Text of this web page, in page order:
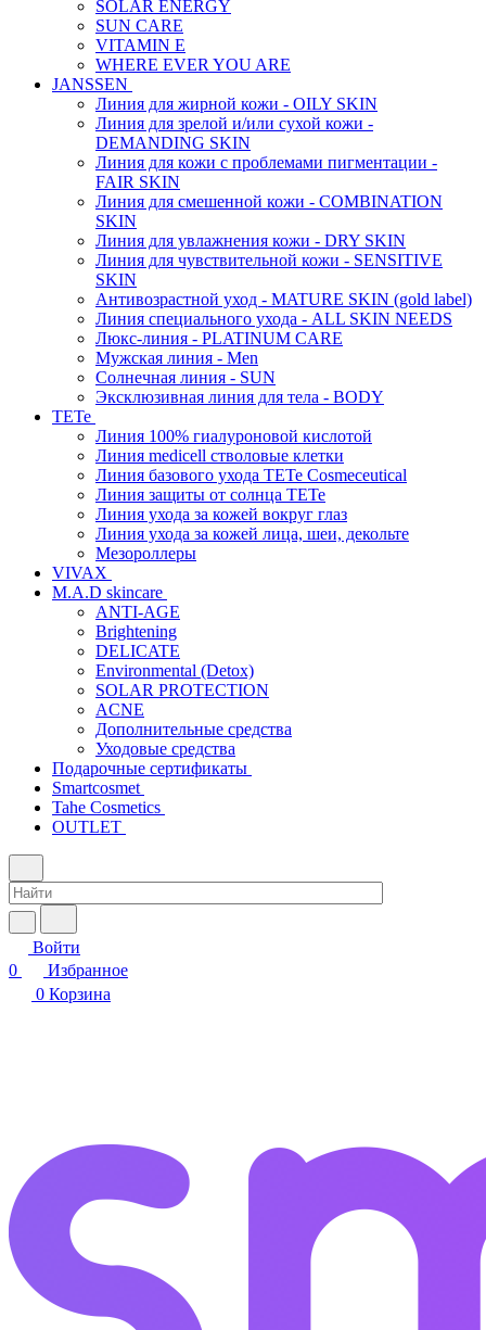
SOLAR ENERGY
SUN CARE
VITAMIN E
WHERE EVER YOU ARE
JANSSEN
Линия для жирной кожи - OILY SKIN
Линия для зрелой и/или сухой кожи -
DEMANDING SKIN
Линия для кожи с проблемами пигментации -
FAIR SKIN
Линия для смешенной кожи - COMBINATION
SKIN
Линия для увлажнения кожи - DRY SKIN
Линия для чувствительной кожи - SENSITIVE
SKIN
Антивозрастной уход - MATURE SKIN (gold label)
Линия специального ухода - ALL SKIN NEEDS
Люкс-линия - PLATINUM CARE
Мужская линия - Men
Солнечная линия - SUN
Эксклюзивная линия для тела - BODY
TETe
Линия 100% гиалуроновой кислотой
Линия medicell стволовые клетки
Линия базового ухода TETe Cosmeceutical
Линия защиты от солнца TETe
Линия ухода за кожей вокруг глаз
Линия ухода за кожей лица, шеи, декольте
Мезороллеры
VIVAX
M.A.D skincare
ANTI-AGE
Brightening
DELICATE
Environmental (Detox)
SOLAR PROTECTION
АCNE
Дополнительные средства
Уходовые средства
Подарочные сертификаты
Smartcosmet
Tahe Cosmetics
OUTLET
Войти
0
Избранное
0 Корзина